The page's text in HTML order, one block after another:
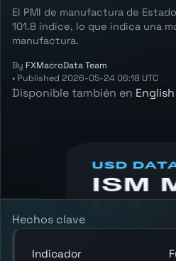
El PMI de manufactura de
101.8 índice, lo que indica una
manufactura.
By FXMacroData Team
• Published 2026-05-24 06:18 UTC
Disponible también en English
reading, and release
Hechos clave
Indicador